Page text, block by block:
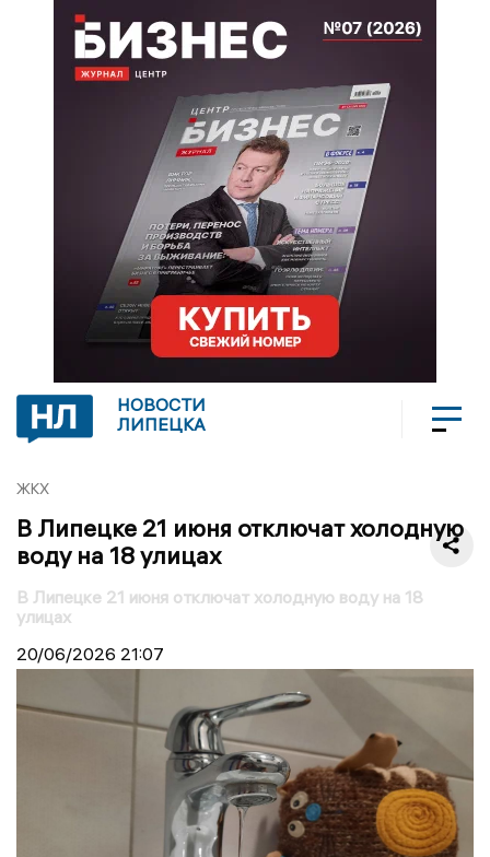
НОВОСТИ
ЛИПЕЦКА
ЖКХ
В Липецке 21 июня отключат холодную
воду на 18 улицах
В Липецке 21 июня отключат холодную воду на 18
улицах
20/06/2026 21:07